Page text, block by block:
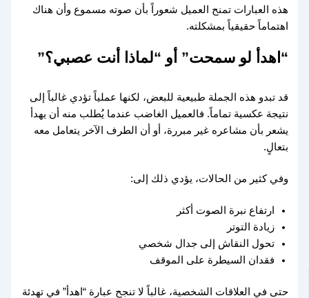
هذه العبارات تمنح العميل شعوراً بأن صوته مسموع وأن هناك
اهتماماً حقيقياً بمشكلته.
“اهدأ لو سمحت” أو “لماذا أنت عصبي؟”
قد تبدو هذه الجملة طبيعية للبعض، لكنها عملياً تؤدي غالباً إلى
نتيجة عكسية تماماً. فالعميل الغاضب عندما يُطلب منه أن يهدأ
يشعر بأن مشاعره غير مبررة، أو أن الطرف الآخر يتعامل معه
بتعالٍ.
وفي كثير من الحالات، يؤدي ذلك إلى:
ارتفاع نبرة الصوت أكثر
زيادة التوتر
تحول النقاش إلى جدال شخصي
فقدان السيطرة على الموقف
حتى في العلاقات الشخصية، غالباً لا تنجح عبارة “اهدأ” في تهدئة